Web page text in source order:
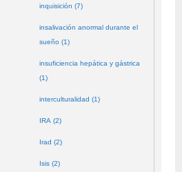
inquisición (7)
insalivación anormal durante el
sueño (1)
insuficiencia hepática y gástrica
(1)
interculturalidad (1)
IRA (2)
Irad (2)
Isis (2)